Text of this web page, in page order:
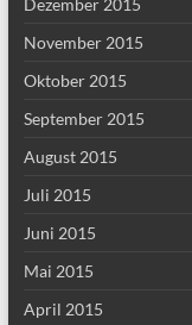
Dezember 2015
November 2015
Oktober 2015
September 2015
August 2015
Juli 2015
Juni 2015
Mai 2015
April 2015